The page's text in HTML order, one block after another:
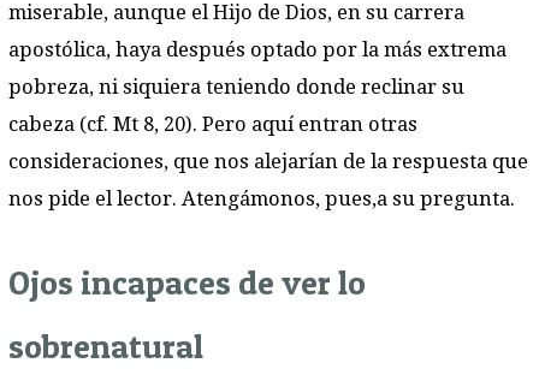
miserable, aunque el Hijo de Dios, en su carrera
apostólica, haya después optado por la más extrema
pobreza, ni siquiera teniendo donde reclinar su
cabeza (cf. Mt 8, 20). Pero aquí entran otras
consideraciones, que nos alejarían de la respuesta que
nos pide el lector. Atengámonos, pues,a su pregunta.
Ojos incapaces de ver lo
sobrenatural